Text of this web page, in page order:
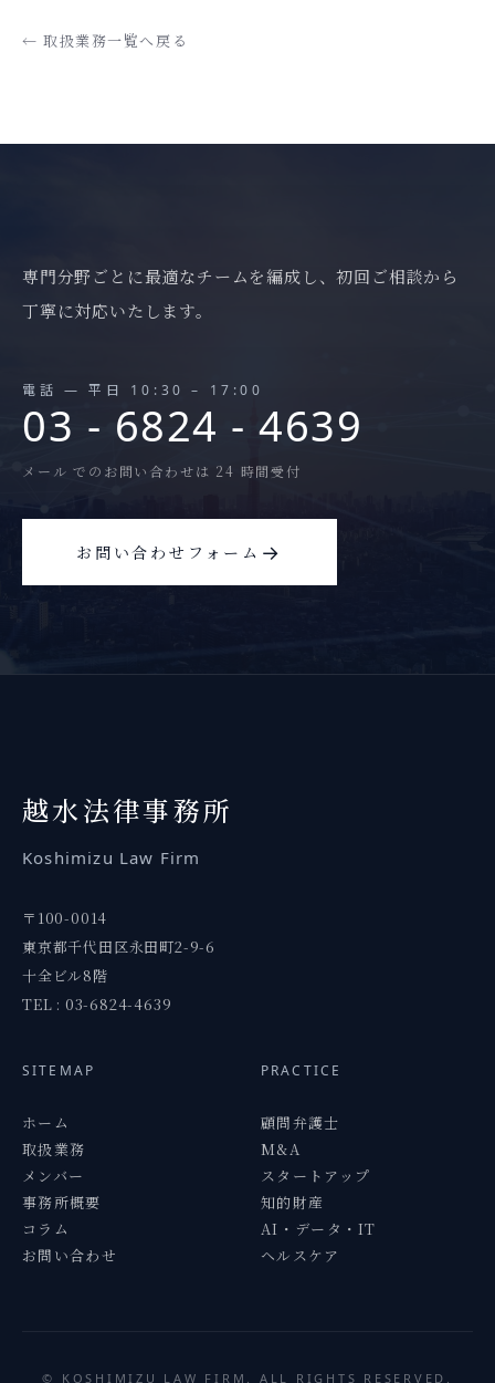
← 取扱業務一覧へ戻る
専門分野ごとに最適なチームを編成し、初回ご相談から
丁寧に対応いたします。
電話 — 平日 10:30 – 17:00
03 - 6824 - 4639
メール でのお問い合わせは 24 時間受付
お問い合わせフォーム →
越水法律事務所
Koshimizu Law Firm
〒100-0014
東京都千代田区永田町2-9-6
十全ビル8階
TEL : 03-6824-4639
SITEMAP
ホーム
取扱業務
メンバー
事務所概要
コラム
お問い合わせ
PRACTICE
顧問弁護士
M&A
スタートアップ
知的財産
AI・データ・IT
ヘルスケア
© KOSHIMIZU LAW FIRM. ALL RIGHTS RESERVED.